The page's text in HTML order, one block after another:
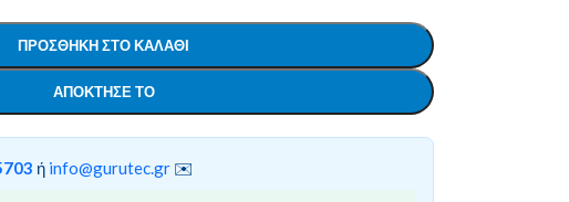
ΠΡΟΣΘΉΚΗ ΣΤΟ ΚΑΛΆΘΙ
ΑΠΌΚΤΗΣΕ ΤΟ
ή info@gurutec.gr✉️